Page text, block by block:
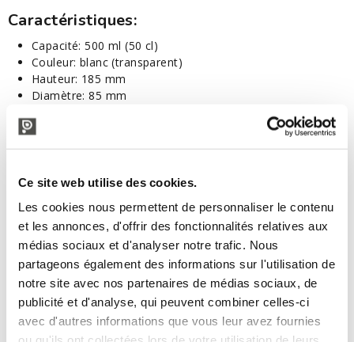
Ce site web utilise des cookies.
Les cookies nous permettent de personnaliser le contenu
et les annonces, d'offrir des fonctionnalités relatives aux
médias sociaux et d'analyser notre trafic. Nous
partageons également des informations sur l'utilisation de
notre site avec nos partenaires de médias sociaux, de
publicité et d'analyse, qui peuvent combiner celles-ci
avec d'autres informations que vous leur avez fournies
Caractéristiques:
Capacité: 500 ml (50 cl)
Couleur: blanc (transparent)
Hauteur: 185 mm
Diamètre: 85 mm
Poids: 600 gr
Paquet: 20 pièces
On peut boucher avec:
DESCRIPTION TECNIQUE